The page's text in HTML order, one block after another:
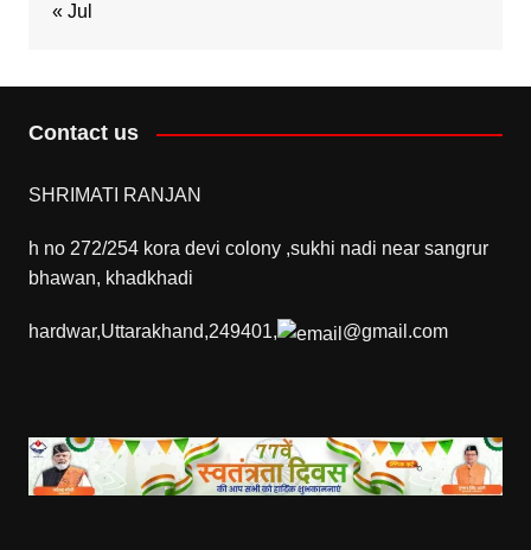
« Jul
Contact us
SHRIMATI RANJAN
h no 272/254 kora devi colony ,sukhi nadi near sangrur
bhawan, khadkhadi
hardwar,Uttarakhand,249401, @gmail.com